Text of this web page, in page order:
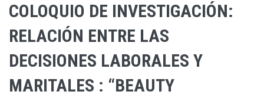
COLOQUIO DE INVESTIGACIÓN:
RELACIÓN ENTRE LAS
DECISIONES LABORALES Y
MARITALES : “BEAUTY